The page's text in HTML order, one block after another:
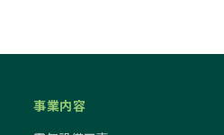
事業内容